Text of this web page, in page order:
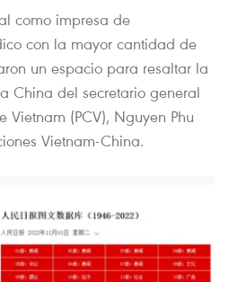
como impresa de
con la mayor cantidad de
un espacio para resaltar la
China del secretario general
Vietnam (PCV), Nguyen Phu
Vietnam-China.